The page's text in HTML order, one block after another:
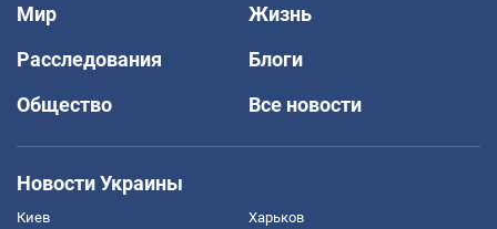
Мир
Жизнь
Расследования
Блоги
Общество
Все новости
Новости Украины
Киев Харьков